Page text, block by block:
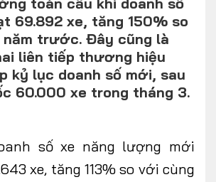
MODEL
69.892 xe, tăng 150% so
trước. Đây cũng là
liên tiếp thương hiệu
kỷ lục doanh số mới, sau
60.000 xe trong tháng 3.
số xe năng lượng mới
xe, tăng 113% so với cùng